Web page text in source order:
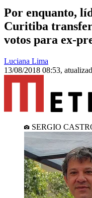
Por enquanto,
Curitiba
votos para ex-
Luciana Lima
13/08/2018 08:53,
SERGIO